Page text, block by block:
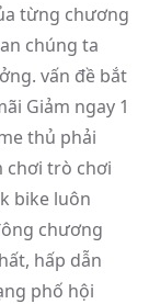
từng chương
chúng ta
vấn đề bắt
Giảm ngay 1
thủ phải
chơi trò chơi
bike luôn
chương
hấp dẫn
phố hội